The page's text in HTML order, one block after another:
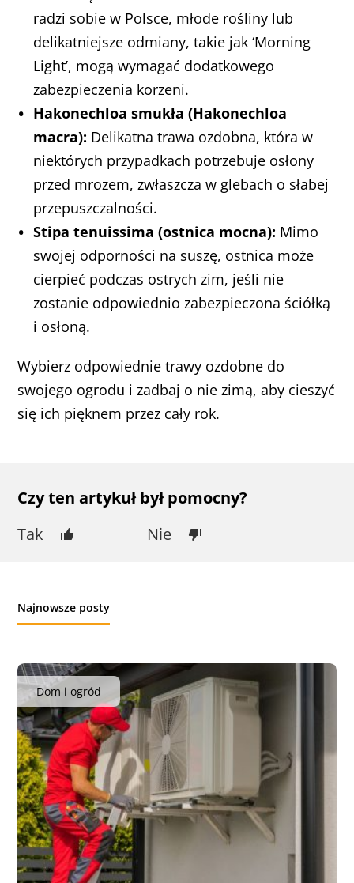
radzi sobie w Polsce, młode rośliny lub
delikatniejsze odmiany, takie jak ‘Morning
Light’, mogą wymagać dodatkowego
zabezpieczenia korzeni.
Hakonechloa smukła (Hakonechloa
macra): Delikatna trawa ozdobna, która w
niektórych przypadkach potrzebuje osłony
przed mrozem, zwłaszcza w glebach o słabej
przepuszczalności.
Stipa tenuissima (ostnica mocna): Mimo
swojej odporności na suszę, ostnica może
cierpieć podczas ostrych zim, jeśli nie
zostanie odpowiednio zabezpieczona ściółką
i osłoną.
Wybierz odpowiednie trawy ozdobne do
swojego ogrodu i zadbaj o nie zimą, aby cieszyć
się ich pięknem przez cały rok.
Czy ten artykuł był pomocny?
Tak
Nie
Najnowsze posty
Dom i ogród